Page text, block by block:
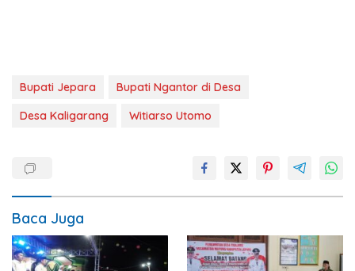
Bupati Jepara
Bupati Ngantor di Desa
Desa Kaligarang
Witiarso Utomo
Baca Juga